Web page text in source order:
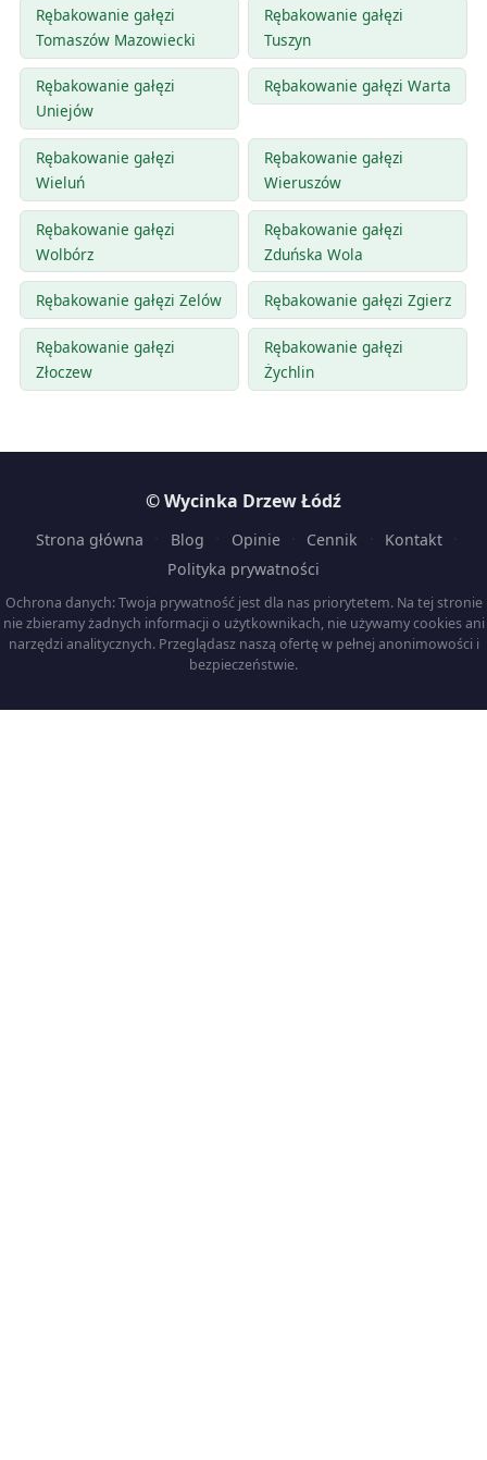
Rębakowanie gałęzi
Tomaszów Mazowiecki
Rębakowanie gałęzi
Tuszyn
Rębakowanie gałęzi
Uniejów
Rębakowanie gałęzi Warta
Rębakowanie gałęzi
Wieluń
Rębakowanie gałęzi
Wieruszów
Rębakowanie gałęzi
Wolbórz
Rębakowanie gałęzi
Zduńska Wola
Rębakowanie gałęzi Zelów Rębakowanie gałęzi Zgierz
Rębakowanie gałęzi
Złoczew
Rębakowanie gałęzi
Żychlin
© Wycinka Drzew Łódź
Strona główna Blog Opinie Cennik Kontakt
Polityka prywatności
Ochrona danych: Twoja prywatność jest dla nas priorytetem. Na tej stronie
nie zbieramy żadnych informacji o użytkownikach, nie używamy cookies ani
narzędzi analitycznych. Przeglądasz naszą ofertę w pełnej anonimowości i
bezpieczeństwie.